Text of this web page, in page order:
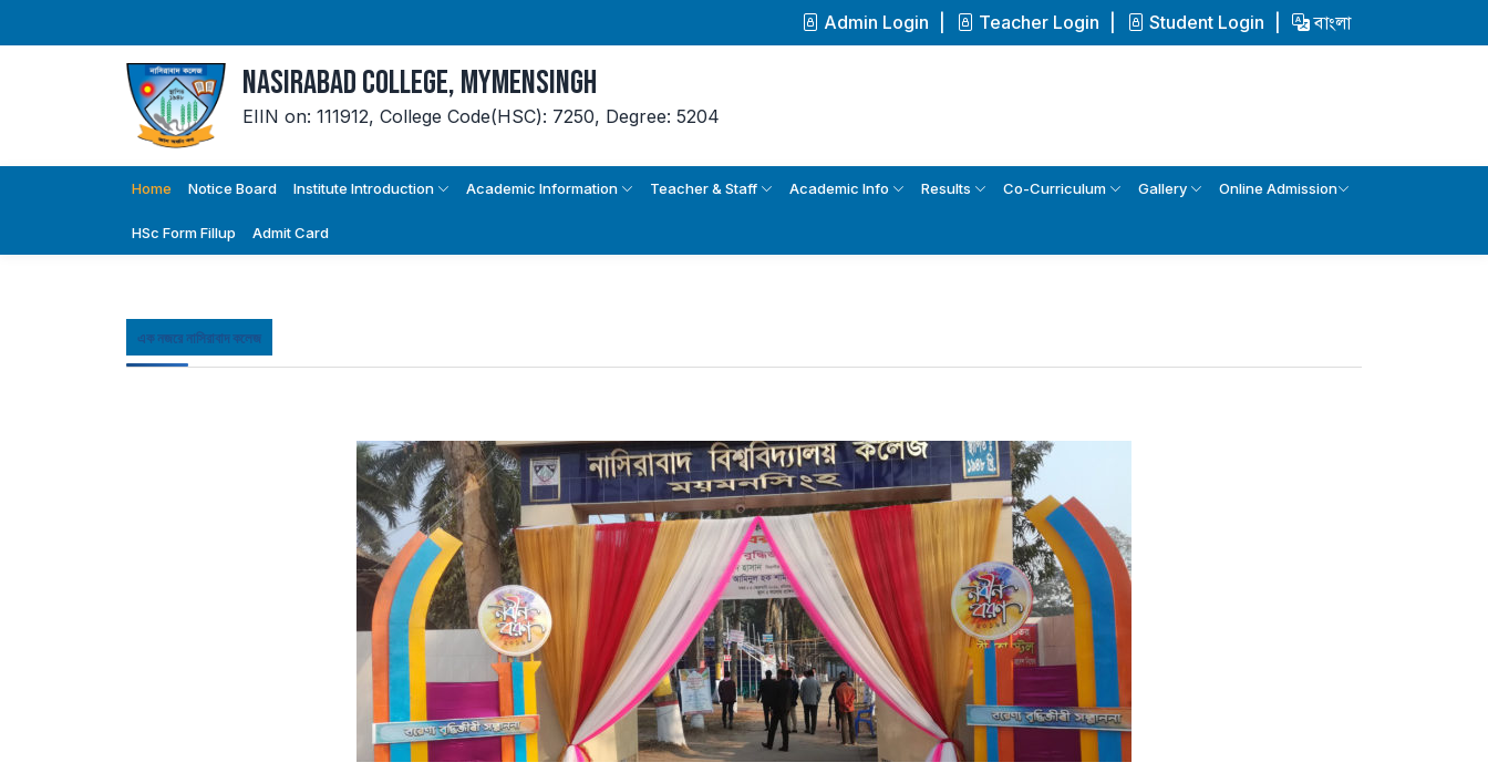
Admin Login Teacher Login Student Login বাংলা
Nasirabad College, Mymensingh
EIIN on: 111912, College Code(HSC): 7250, Degree: 5204
Home Notice Board Institute Introduction Academic Information Teacher & Staff Academic Info Results Co-Curriculum Gallery Online Admission
HSc Form Fillup Admit Card
এক নজরে নাসিরাবাদ কলেজ